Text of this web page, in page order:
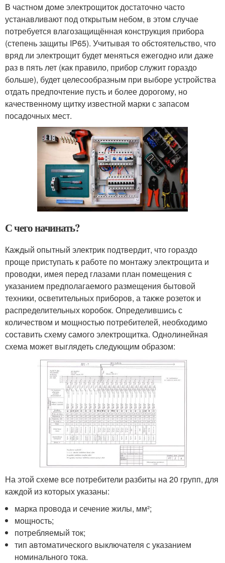
В частном доме электрощиток достаточно часто
устанавливают под открытым небом, в этом случае
потребуется влагозащищённая конструкция прибора
(степень защиты IP65). Учитывая то обстоятельство, что
вряд ли электрощит будет меняться ежегодно или даже
раз в пять лет (как правило, прибор служит гораздо
больше), будет целесообразным при выборе устройства
отдать предпочтение пусть и более дорогому, но
качественному щитку известной марки с запасом
посадочных мест.
С чего начинать?
Каждый опытный электрик подтвердит, что гораздо
проще приступать к работе по монтажу электрощита и
проводки, имея перед глазами план помещения с
указанием предполагаемого размещения бытовой
техники, осветительных приборов, а также розеток и
распределительных коробок. Определившись с
количеством и мощностью потребителей, необходимо
составить схему самого электрощитка. Однолинейная
схема может выглядеть следующим образом:
На этой схеме все потребители разбиты на 20 групп, для
каждой из которых указаны:
марка провода и сечение жилы, мм²;
мощность;
потребляемый ток;
тип автоматического выключателя с указанием
номинального тока.